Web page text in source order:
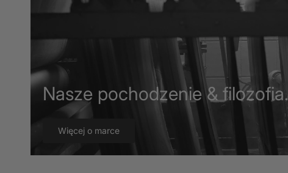
Nasze pochodzenie & filozofia.
Więcej o marce